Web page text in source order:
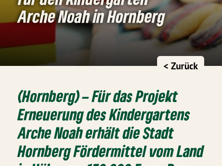
Arche Noah in Hornberg
< Zurück
(Hornberg) – Für das Projekt
Erneuerung des Kindergartens
Arche Noah erhält die Stadt
Hornberg Fördermittel vom Land